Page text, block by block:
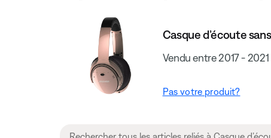
Casque d’écoute
Vendu entre 2017 - 2021
Pas votre produit?